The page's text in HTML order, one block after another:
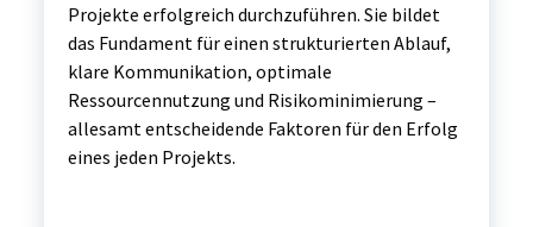
Projekte erfolgreich durchzuführen. Sie bildet
das Fundament für einen strukturierten Ablauf,
klare Kommunikation, optimale
Ressourcennutzung und Risikominimierung –
allesamt entscheidende Faktoren für den Erfolg
eines jeden Projekts.